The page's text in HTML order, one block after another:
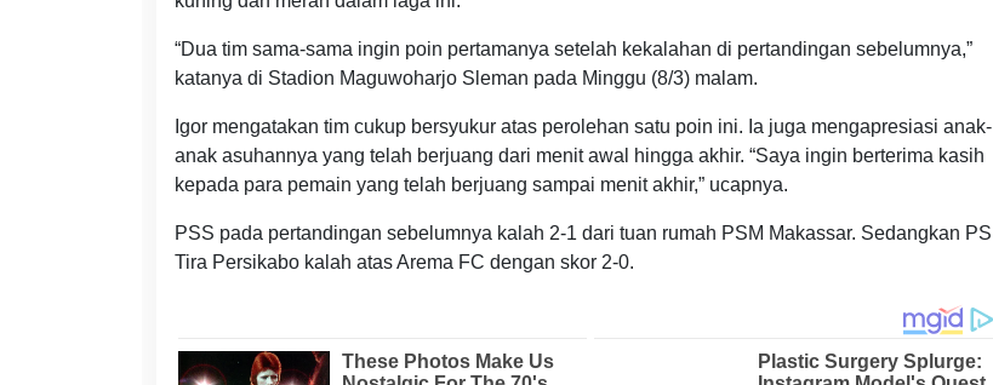
“Dua tim sama-sama ingin poin pertamanya setelah kekalahan di pertandingan sebelumnya,”
katanya di Stadion Maguwoharjo Sleman pada Minggu (8/3) malam.
Igor mengatakan tim cukup bersyukur atas perolehan satu poin ini. Ia juga mengapresiasi anak-
anak asuhannya yang telah berjuang dari menit awal hingga akhir. “Saya ingin berterima kasih
kepada para pemain yang telah berjuang sampai menit akhir,” ucapnya.
PSS pada pertandingan sebelumnya kalah 2-1 dari tuan rumah PSM Makassar. Sedangkan PS
Tira Persikabo kalah atas Arema FC dengan skor 2-0.